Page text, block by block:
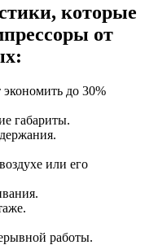
которые
от
до 30%
габариты.
или его
работы.